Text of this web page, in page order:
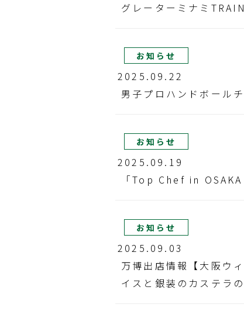
グレーターミナミ
お知らせ
2025.09.22
男子プロハンドボール
お知らせ
2025.09.19
「Top Chef in
お知らせ
2025.09.03
万博出店情報【大阪ウ
イスと銀装のカステラ